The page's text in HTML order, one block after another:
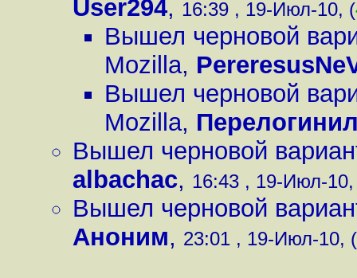
User294, 16:39 , 19-Июл-10, (
Вышел черновой
Mozilla,
Вышел черновой
Mozilla,
Вышел черновой
albachac, 16:43 , 19-Июл-
Вышел черновой
Аноним, 23:01 , 19-Июл-10, (